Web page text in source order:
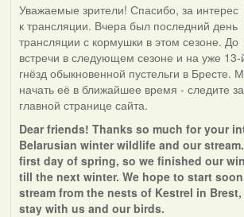
Уважаемые зрители! Спасибо, за интерес
к трансляции. Вчера был последний день
трансляции с кормушки в этом сезоне. До
встречи в следующем сезоне и на уже 13-
гнёзд обыкновенной пустельги в Бресте.
начать её в ближайшее время - следите
главной странице сайта.
Dear friends! Thanks so much for your
Belarusian winter wildlife and our
first day of spring, so we finished our
till the next winter. We hope to start
stream from the nests of Kestrel in Brest,
stay with us and our birds.